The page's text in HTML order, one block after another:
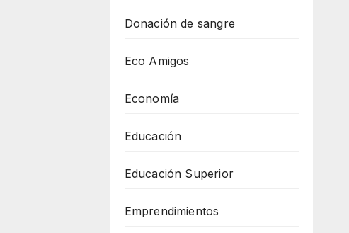
Donación de sangre
Eco Amigos
Economía
Educación
Educación Superior
Emprendimientos